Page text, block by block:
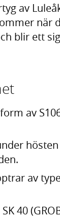
av
när
blir ett
av
av
40